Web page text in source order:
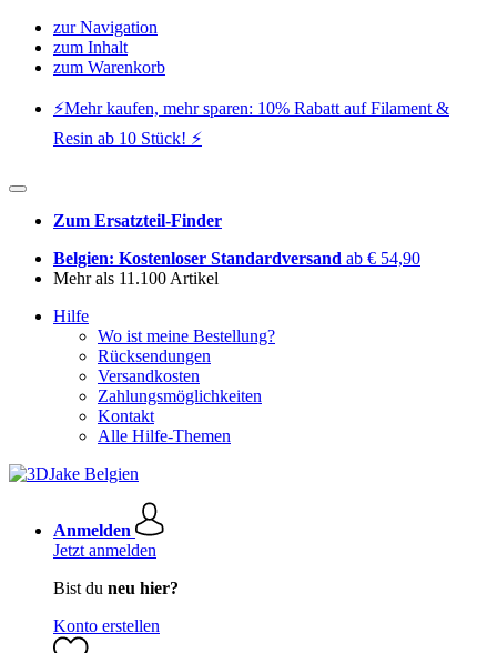
zur Navigation
zum Inhalt
zum Warenkorb
⚡️Mehr kaufen, mehr sparen: 10% Rabatt auf Filament &
Resin ab 10 Stück! ⚡️
Zum Ersatzteil-Finder
Belgien: Kostenloser Standardversand ab € 54,90
Mehr als 11.100 Artikel
Hilfe
Wo ist meine Bestellung?
Rücksendungen
Versandkosten
Zahlungsmöglichkeiten
Kontakt
Alle Hilfe-Themen
Anmelden
Jetzt anmelden
Bist du neu hier?
Konto erstellen